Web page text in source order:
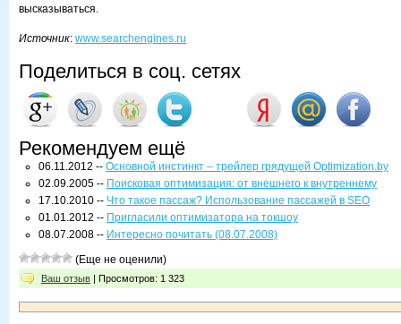
высказываться.
Источник: www.searchengines.ru
Поделиться в соц. сетях
Рекомендуем ещё
06.11.2012 -- Основной инстинкт – трейлер грядущей Optimization.by
02.09.2005 -- Поисковая оптимизация: от внешнего к внутреннему
17.10.2010 -- Что такое пассаж? Использование пассажей в SEO
01.01.2012 -- Пригласили оптимизатора на токшоу
08.07.2008 -- Интересно почитать (08.07.2008)
(Еще не оценили)
Ваш отзыв | Просмотров: 1 323